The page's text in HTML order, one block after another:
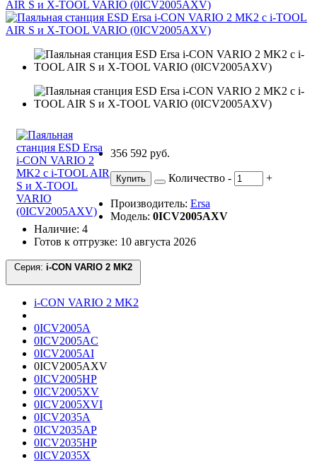
356 592 руб.
Купить Количество - +
Производитель: Ersa
Модель: 0ICV2005AXV
Наличие: 4
Готов к отгрузке: 10 августа 2026
Серия:
i-CON VARIO 2 MK2
0ICV2005A
0ICV2005AC
0ICV2005AI
0ICV2005AXV
0ICV2005HP
0ICV2005XV
0ICV2005XVI
0ICV2035A
0ICV2035AP
0ICV2035HP
0ICV2035X